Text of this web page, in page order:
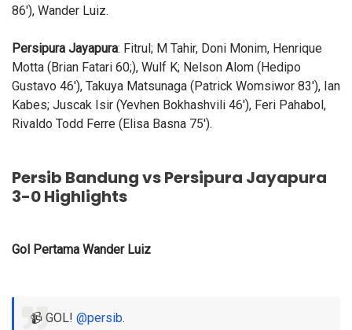
86'), Wander Luiz.
Persipura Jayapura: Fitrul; M Tahir, Doni Monim, Henrique
Motta (Brian Fatari 60;), Wulf K; Nelson Alom (Hedipo
Gustavo 46'), Takuya Matsunaga (Patrick Womsiwor 83'), Ian
Kabes; Juscak Isir (Yevhen Bokhashvili 46'), Feri Pahabol,
Rivaldo Todd Ferre (Elisa Basna 75').
Persib Bandung vs Persipura Jayapura
3-0 Highlights
Gol Pertama Wander Luiz
📹 GOL! @persib.